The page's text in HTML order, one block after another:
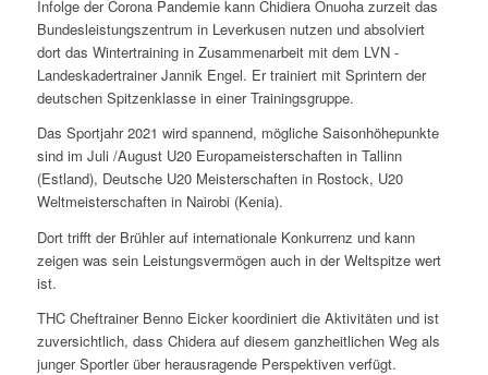
Infolge der Corona Pandemie kann Chidiera Onuoha zurzeit das
Bundesleistungszentrum in Leverkusen nutzen und absolviert
dort das Wintertraining in Zusammenarbeit mit dem LVN -
Landeskadertrainer Jannik Engel. Er trainiert mit Sprintern der
deutschen Spitzenklasse in einer Trainingsgruppe.
Das Sportjahr 2021 wird spannend, mögliche Saisonhöhepunkte
sind im Juli /August U20 Europameisterschaften in Tallinn
(Estland), Deutsche U20 Meisterschaften in Rostock, U20
Weltmeisterschaften in Nairobi (Kenia).
Dort trifft der Brühler auf internationale Konkurrenz und kann
zeigen was sein Leistungsvermögen auch in der Weltspitze wert
ist.
THC Cheftrainer Benno Eicker koordiniert die Aktivitäten und ist
zuversichtlich, dass Chidera auf diesem ganzheitlichen Weg als
junger Sportler über herausragende Perspektiven verfügt.